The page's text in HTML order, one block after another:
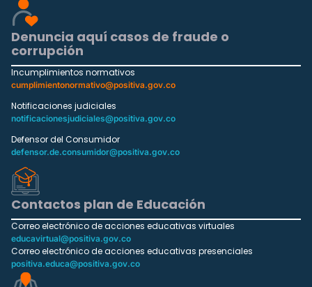
Denuncia aquí casos de fraude o
corrupción
Incumplimientos normativos
cumplimientonormativo@positiva.gov.co
Notificaciones judiciales
notificacionesjudiciales@positiva.gov.co
Defensor del Consumidor
defensor.de.consumidor@positiva.gov.co
Contactos plan de Educación
Correo electrónico de acciones educativas virtuales
educavirtual@positiva.gov.co
Correo electrónico de acciones educativas presenciales
positiva.educa@positiva.gov.co